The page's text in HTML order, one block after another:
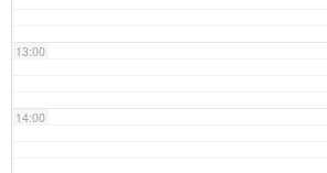
13:00
14:00